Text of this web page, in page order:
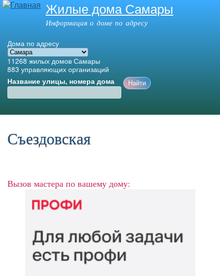
Перейти к
основному
Жилые дома Самары
Информация о доме по адресу
Дома по адресу
11268 жилых домов Самары
883 управляющих организаций
Название улицы, номера дома
Съездовская
Вызов мастера по вашему дому: